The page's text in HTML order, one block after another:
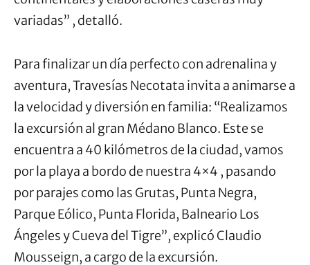
variadas” , detalló.
Para finalizar un día perfecto con adrenalina y
aventura, Travesías Necotata invita a animarse a
la velocidad y diversión en familia: “Realizamos
la excursión al gran Médano Blanco. Este se
encuentra a 40 kilómetros de la ciudad, vamos
por la playa a bordo de nuestra 4×4 , pasando
por parajes como las Grutas, Punta Negra,
Parque Eólico, Punta Florida, Balneario Los
Ángeles y Cueva del Tigre”, explicó Claudio
Mousseign, a cargo de la excursión.